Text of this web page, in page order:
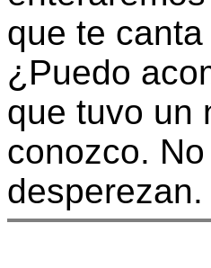
que te
¿Puedo
que tuvo un
conozco.
desperezan.